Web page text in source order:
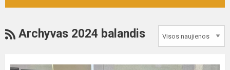
Archyvas 2024 balandis